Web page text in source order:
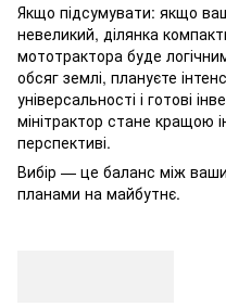
Якщо підсумувати: якщо
невеликий, ділянка
мототрактора буде
обсяг землі, плануєте
універсальності і готові
мінітрактор стане кращою
перспективі.
Вибір — це баланс між
планами на майбутнє.